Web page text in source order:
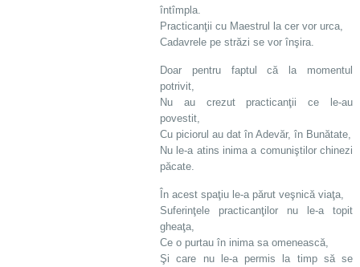
întîmpla.
Practicanţii cu Maestrul la cer vor urca,
Cadavrele pe străzi se vor înşira.
Doar pentru faptul că la momentul
potrivit,
Nu au crezut practicanţii ce le-au
povestit,
Cu piciorul au dat în Adevăr, în Bunătate,
Nu le-a atins inima a comuniştilor chinezi
păcate.
În acest spaţiu le-a părut veşnică viaţa,
Suferinţele practicanţilor nu le-a topit
gheaţa,
Ce o purtau în inima sa omenească,
Şi care nu le-a permis la timp să se